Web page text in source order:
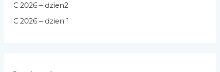
IC 2026 – dzien2
IC 2026 – dzien 1